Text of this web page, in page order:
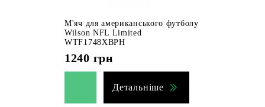
М'яч для американського футболу
Wilson NFL Limited
WTF1748XBPH
1240 грн
Детальніше